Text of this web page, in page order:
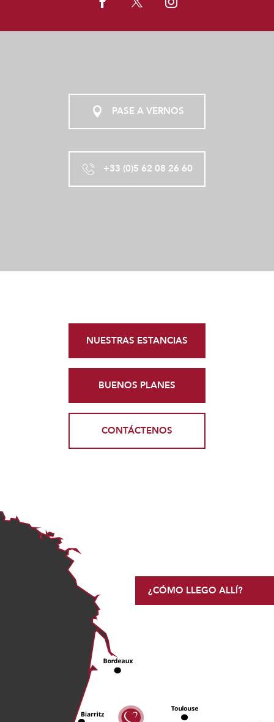
PASE A VERNOS
+33 (0)5 62 08 26 60
NUESTRAS ESTANCIAS
BUENOS PLANES
CONTÁCTENOS
¿CÓMO LLEGO ALLÍ?